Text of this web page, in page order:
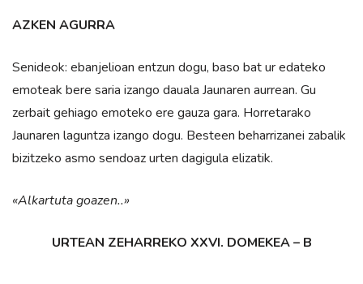
AZKEN AGURRA
Senideok: ebanjelioan entzun dogu, baso bat ur edateko
emoteak bere saria izango dauala Jaunaren aurrean. Gu
zerbait gehiago emoteko ere gauza gara. Horretarako
Jaunaren laguntza izango dogu. Besteen beharrizanei zabalik
bizitzeko asmo sendoaz urten dagigula elizatik.
«Alkartuta goazen..»
URTEAN ZEHARREKO XXVI. DOMEKEA – B